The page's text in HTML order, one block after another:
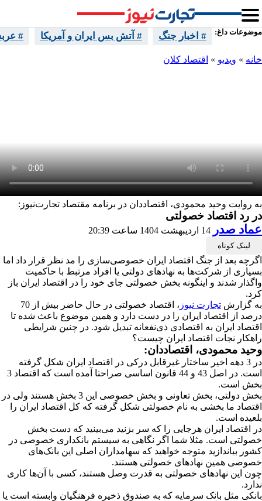
موضوعات داغ: # اخبار جنگ # آتش بس ایران و آمریکا #
خانه » ویدیو » اقتصاد کلان
به روایت وحید محمودی، اقتصاددان در برنامه مقتصاد تجارت‌نیوز:
در رد اقتصاد خصولتی
عماد صدر 14 اردیبهشت 1404 ساعت 20:39
لینک کوتاه
اگرچه بعد از جنگ اقتصاد ایران خصوصی‌سازی را مد نظر قرار داد اما
بسیاری از شرکت‌ها به نهادهای دولتی یا افراد مرتبط با حاکمیت
واگذار شدند و اینگونه بخش خصولتی جای خود را در اقتصاد ایران باز
کرد.
به گزارش تجارت نیوز
، اقتصاد خصولتی در حال حاضر بیش از 70
درصد از اقتصاد ایران را در دست دارد و همین موضوع باعث شده تا
اقتصاد ایران به اقتصادی ذی‌نفعانه تبدیل شود. در چنین شرایطی
راهکار نجات اقتصاد ایران چیست؟
وحید محمودی، اقتصاددان:
در 3 دهه اخیر ساختار غیرقابل درکی در اقتصاد ایران شکل گرفته
است. در اصل 43 و 44 قانون اساسی صراحتا آمده است که اقتصاد 3
بخش است.
بخش دولتی، بخش تعاونی و بخش خصوصی این 3 بخش هستند ولی در
اقتصاد ما بخشی به نام خصولتی شکل گرفته که کل اقتصاد ایران را
بلعیده است.
در اقتصاد ایران هرجایی را که سر بزنید می‌بینید که دست بخش
خصولتی است. مثلا شما اگر نگاهی به سیستم بانکداری خصوصی در
کشور بیاندازید متوجه خواهید که سهامداران اصلی این بانک‌های
خصوصی همین نهادهای خصولتی هستند.
چون این نهادهای خصولتی به قدرت وصل هستند، کسی با آن‌ها کاری
ندارد.
بانکی مثل بانک سرمایه که به صندوق ذخیره فرهنگیان وابسته است یا